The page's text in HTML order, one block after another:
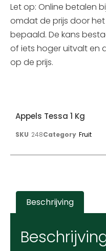
Let op: Online betalen
omdat de prijs door
bepaald. De kans
of iets hoger uitvalt en
op de prijs.
Appels Tessa 1 Kg
SKU 248Category Fruit
Beschrijving